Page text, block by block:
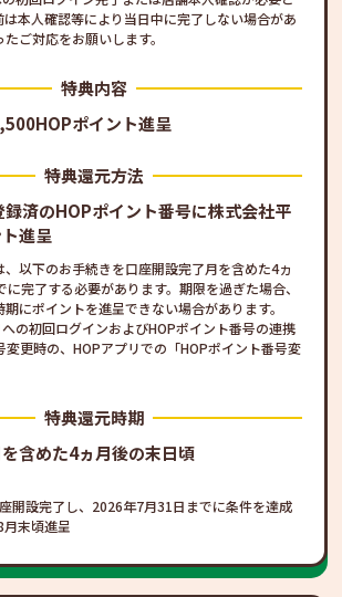
は本人確認等により当日中に完了しない場合があ
ご対応をお願いします。
特典内容
ポイント進呈
特典還元方法
済のHOPポイント番号に株式会社平
進呈
、以下のお手続きを口座開設完了月を含めた4ヵ
完了する必要があります。期限を過ぎた場合、
にポイントを進呈できない場合があります。
の初回ログインおよびHOPポイント番号の連携
変更時の、HOPアプリでの「HOPポイント番号変
特典還元時期
含めた4ヵ月後の末日頃
開設完了し、2026年7月31日までに条件を達成
末頃進呈